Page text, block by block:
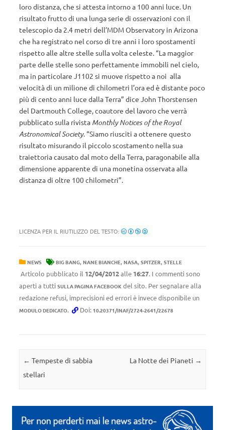
loro distanza, che si attesta intorno a 100 anni luce. Un
risultato frutto di una lunga serie di osservazioni con il
telescopio da 2.4 metri dell’MDM Observatory in Arizona
che ha registrato nel corso di tre anni i loro spostamenti
rispetto alle altre stelle sulla volta celeste. “La maggior
parte delle stelle sono perfettamente immobili nel cielo,
ma in particolare J1102 si muove rispetto a noi alla
velocità di un milione di chilometri l’ora ed è distante poco
più di cento anni luce dalla Terra” dice John Thorstensen
del Dartmouth College, coautore del lavoro che verrà
pubblicato sulla rivista Monthly Notices of the Royal
Astronomical Society. “Siamo riusciti a ottenere questo
risultato misurando il piccolo scostamento nella sua
traiettoria causato dal moto della Terra, paragonabile alla
dimensione apparente di una monetina osservata alla
distanza di oltre 100 chilometri”.
LICENZA PER IL RIUTILIZZO DEL TESTO:
NEWS BIG BANG, NANE BIANCHE, NASA, SPITZER, STELLE
Articolo pubblicato il 12/04/2012alle 16:27. I commenti sono
aperti a tutti SULLA PAGINA FACEBOOK del sito. Per segnalare alla
redazione refusi, imprecisioni ed errori è invece disponibile un
MODULO DEDICATO. Doi: 10.20371/INAF/2724-2641/22678
Navigazione articolo
← Tempeste di sabbia
stellari
La Notte dei Pianeti →